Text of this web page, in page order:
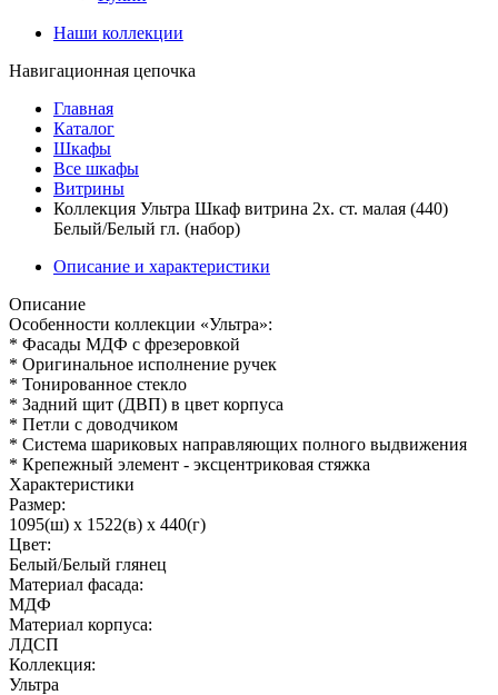
Наши коллекции
Навигационная цепочка
Главная
Каталог
Шкафы
Все шкафы
Витрины
Коллекция Ультра Шкаф витрина 2х. ст. малая (440)
Белый/Белый гл. (набор)
Описание и характеристики
Описание
Особенности коллекции «Ультра»:
* Фасады МДФ с фрезеровкой
* Оригинальное исполнение ручек
* Тонированное стекло
* Задний щит (ДВП) в цвет корпуса
* Петли с доводчиком
* Система шариковых направляющих полного выдвижения
* Крепежный элемент - эксцентриковая стяжка
Характеристики
Размер:
1095(ш) x 1522(в) x 440(г)
Цвет:
Белый/Белый глянец
Материал фасада:
МДФ
Материал корпуса:
ЛДСП
Коллекция:
Ультра